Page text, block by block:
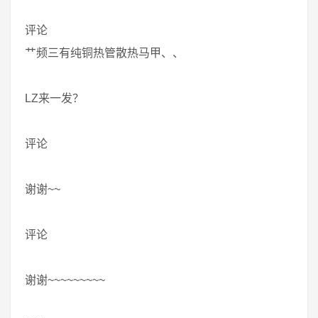
评论
艹频三有纯铜热管散热马甲、、
LZ来一发？
评论
谢谢~~
评论
谢谢~~~~~~~~~